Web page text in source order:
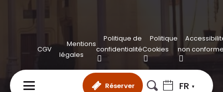
Réserver FR
CGV
Mentions
légales
Politique de
confidentialité
Politique
Cookies
non